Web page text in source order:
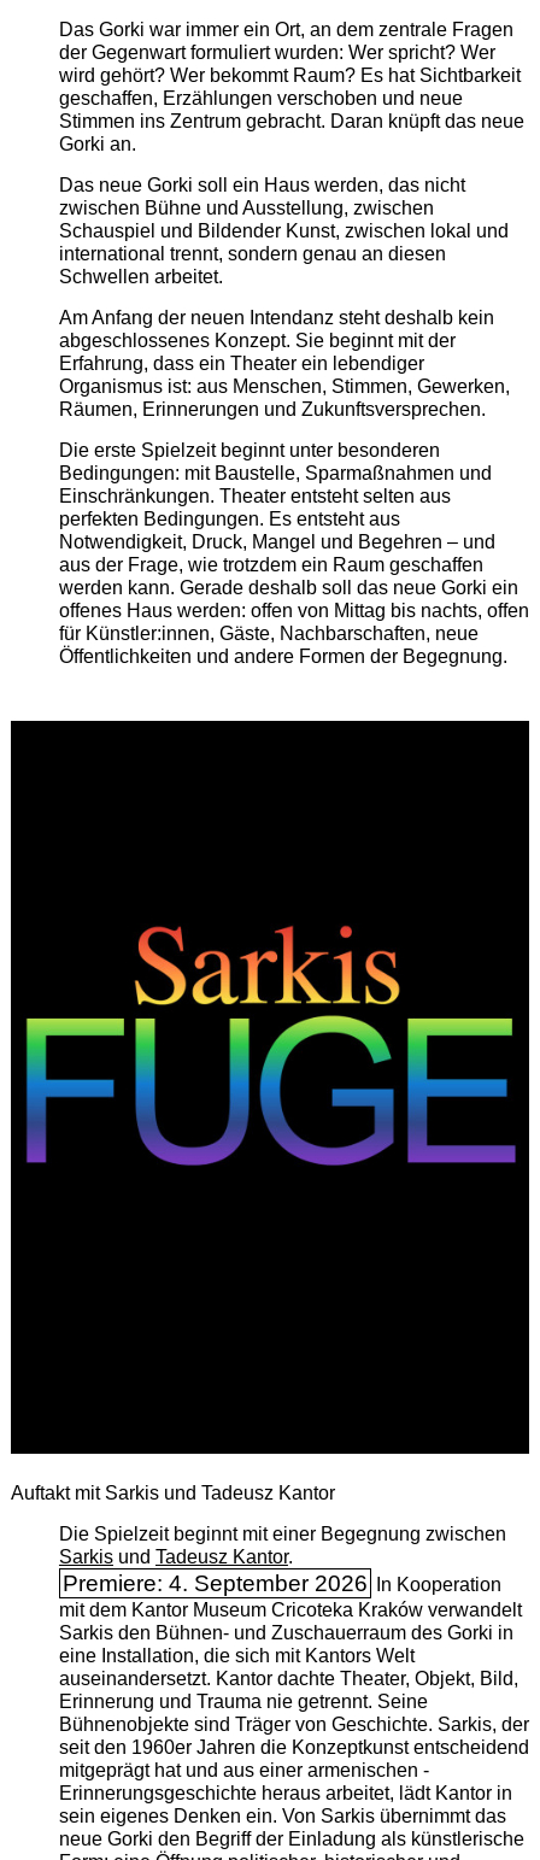
Das Gorki war immer ein Ort, an dem zentrale Fragen
der Gegenwart formuliert wurden: Wer spricht? Wer
wird gehört? Wer bekommt Raum? Es hat Sichtbarkeit
geschaffen, Erzählungen verschoben und neue
Stimmen ins Zentrum gebracht. Daran knüpft das neue
Gorki an.
Das neue Gorki soll ein Haus werden, das nicht
zwischen Bühne und Ausstellung, zwischen
Schauspiel und Bildender Kunst, zwischen lokal und
international trennt, sondern genau an diesen
Schwellen arbeitet.
Am Anfang der neuen Intendanz steht deshalb kein
abgeschlossenes Konzept. Sie beginnt mit der
Erfahrung, dass ein Theater ein lebendiger
Organismus ist: aus Menschen, Stimmen, Gewerken,
Räumen, Erinnerungen und Zukunftsversprechen.
Die erste Spielzeit beginnt unter besonderen
Bedingungen: mit Baustelle, Sparmaßnahmen und
Einschränkungen. Theater entsteht selten aus
perfekten Bedingungen. Es entsteht aus
Notwendigkeit, Druck, Mangel und Begehren – und
aus der Frage, wie trotzdem ein Raum geschaffen
werden kann. Gerade deshalb soll das neue Gorki ein
offenes Haus werden: offen von Mittag bis nachts, offen
für Künstler:innen, Gäste, Nachbarschaften, neue
Öffentlichkeiten und andere Formen der Begegnung.
Auftakt mit Sarkis und Tadeusz Kantor
Die Spielzeit beginnt mit einer Begegnung zwischen
Sarkisund Tadeusz Kantor.
Premiere: 4. September 2026
In Kooperation
mit dem Kantor Museum Cricoteka Kraków verwandelt
Sarkis den Bühnen- und Zuschauerraum des Gorki in
eine Installation, die sich mit Kantors Welt
auseinandersetzt. Kantor dachte Theater, Objekt, Bild,
Erinnerung und Trauma nie getrennt. Seine
Bühnenobjekte sind Träger von Geschichte. Sarkis, der
seit den 1960er Jahren die Konzeptkunst entscheidend
mitgeprägt hat und aus einer armenischen ­
Erinnerungsgeschichte heraus arbeitet, lädt Kantor in
sein eigenes Denken ein. Von Sarkis übernimmt das
neue Gorki den Begriff der Einladung als künstlerische